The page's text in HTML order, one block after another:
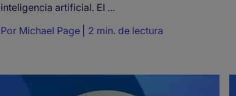
inteligencia artificial. El ...
Por Michael Page 2 min. de lectura